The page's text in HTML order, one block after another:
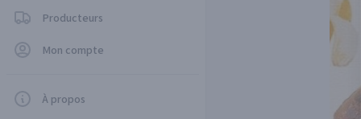
Producteurs
Mon compte
À propos